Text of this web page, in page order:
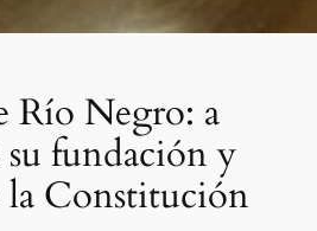
Río Negro: a
su fundación y
la Constitución